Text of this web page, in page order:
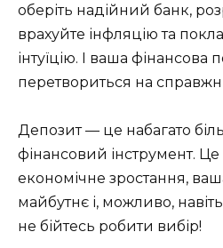
оберіть надійний банк,
врахуйте інфляцію та
інтуїцію. І ваша фінансова
перетвориться на
Депозит — це набагато
фінансовий інструмент. Це
економічне зростання,
майбутнє і, можливо,
не бійтесь робити вибір!